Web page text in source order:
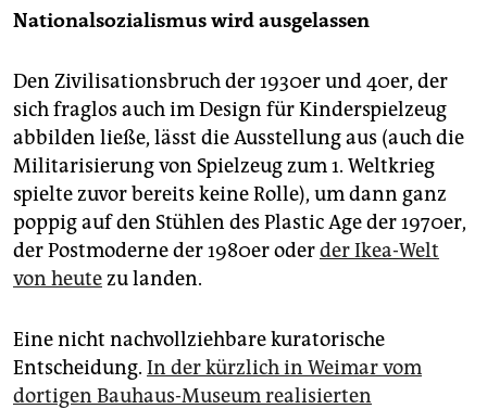
Nationalsozialismus wird ausgelassen
Den Zivilisationsbruch der ­1930er und 40er, der
sich fraglos auch im Design für Kinderspielzeug
abbilden ließe, lässt die Ausstellung aus (auch die
Militarisierung von Spielzeug zum 1. Weltkrieg
spielte zuvor bereits keine Rolle), um dann ganz
poppig auf den Stühlen des Plastic Age der 1970er,
der Postmoderne der 1980er oderder Ikea-Welt
von heutezu landen.
Eine nicht nachvollziehbare kuratorische
Entscheidung. In der kürzlich in Weimar vom
dortigen Bauhaus-Museum realisierten